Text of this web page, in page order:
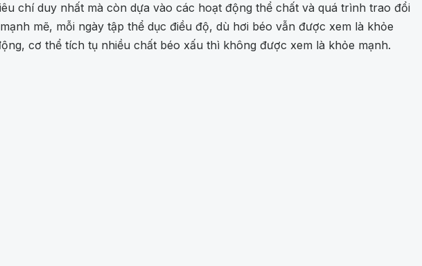
chí duy nhất mà còn dựa vào các hoạt động thể chất và quá trình trao đổi
mẽ, mỗi ngày tập thể dục điều độ, dù hơi béo vẫn được xem là khỏe
cơ thể tích tụ nhiều chất béo xấu thì không được xem là khỏe mạnh.